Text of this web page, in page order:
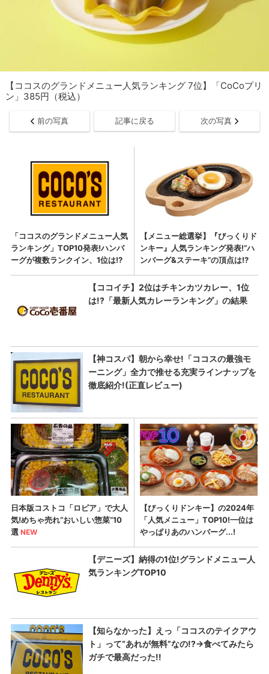
【ココスのグランドメニュー人気ランキング 7位】「CoCoプリ
ン」385円（税込）
前の写真 記事に戻る 次の写真